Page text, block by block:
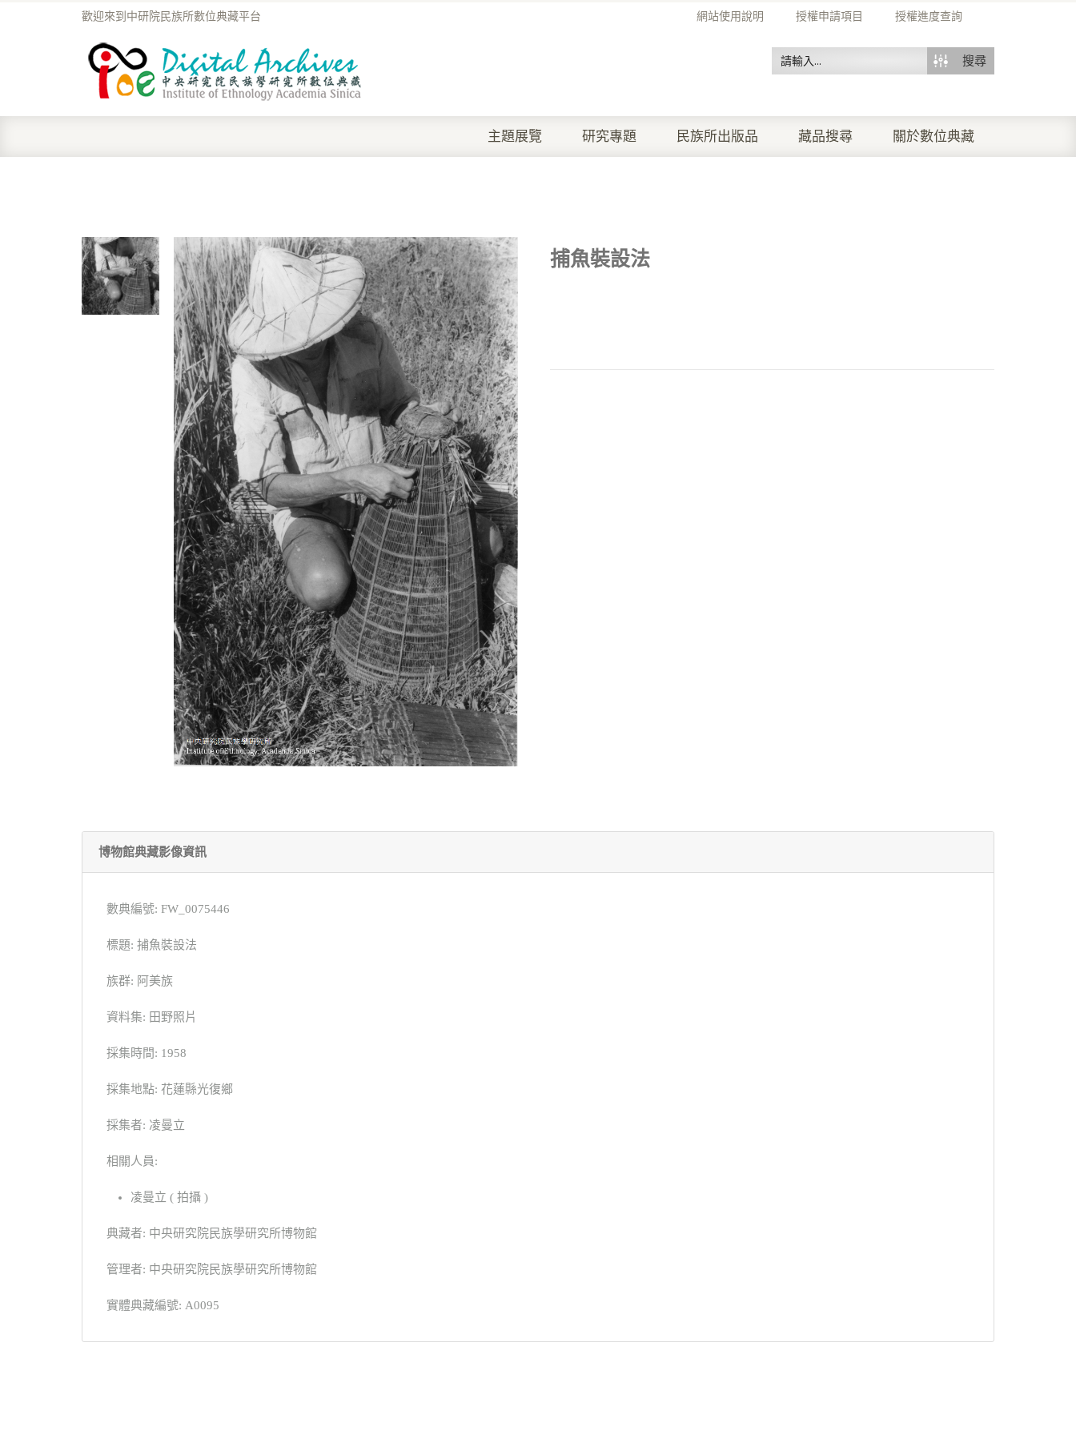
網站使用說明 授權申請項目 授權進度查詢
歡迎來到中研院民族所數位典藏平台
搜尋
主題展覽 研究專題 民族所出版品 藏品搜尋 關於數位典藏
捕魚裝設法
博物館典藏影像資訊
數典編號: FW_0075446
標題: 捕魚裝設法
族群: 阿美族
資料集: 田野照片
採集時間: 1958
採集地點: 花蓮縣光復鄉
採集者: 凌曼立
相關人員:
凌曼立 ( 拍攝 )
典藏者: 中央研究院民族學研究所博物館
管理者: 中央研究院民族學研究所博物館
實體典藏編號: A0095